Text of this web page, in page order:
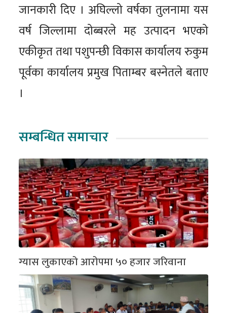
जानकारी दिए । अघिल्लो वर्षका तुलनामा यस
वर्ष जिल्लामा दोब्बरले मह उत्पादन भएको
एकीकृत तथा पशुपन्छी विकास कार्यालय रुकुम
पूर्वका कार्यालय प्रमुख पिताम्बर बस्नेतले बताए
।
सम्बन्धित समाचार
ग्यास लुकाएको आरोपमा ५० हजार जरिवाना